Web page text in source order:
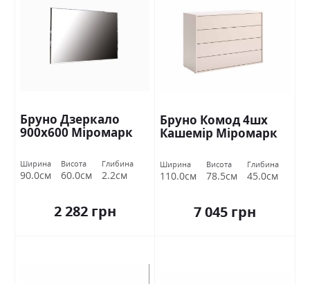
Бруно Дзеркало
900х600 Міромарк
Ширина
90.0см
Висота
60.0см
Глибина
2.2см
2 282 грн
Бруно Комод 4шх
Кашемір Міромарк
Ширина
110.0см
Висота
78.5см
Глибина
45.0см
7 045 грн